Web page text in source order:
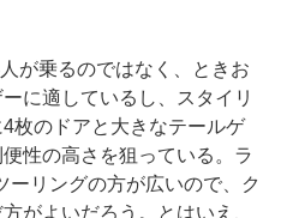
が乗るのではなく、ときお
に適しているし、スタイリ
枚のドアと大きなテールゲ
性の高さを狙っている。ラ
ーリングの方が広いので、ク
がよいだろう。とはいえ、